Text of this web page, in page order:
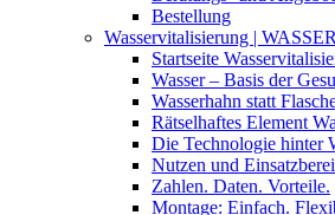
Bestellung
Wasservitalisierung |
Startseite
Wasser – Basis der
Wasserhahn statt
Rätselhaftes Element
Die Technologie hinter
Nutzen und
Zahlen. Daten. Vorteile.
Montage: Einfach.